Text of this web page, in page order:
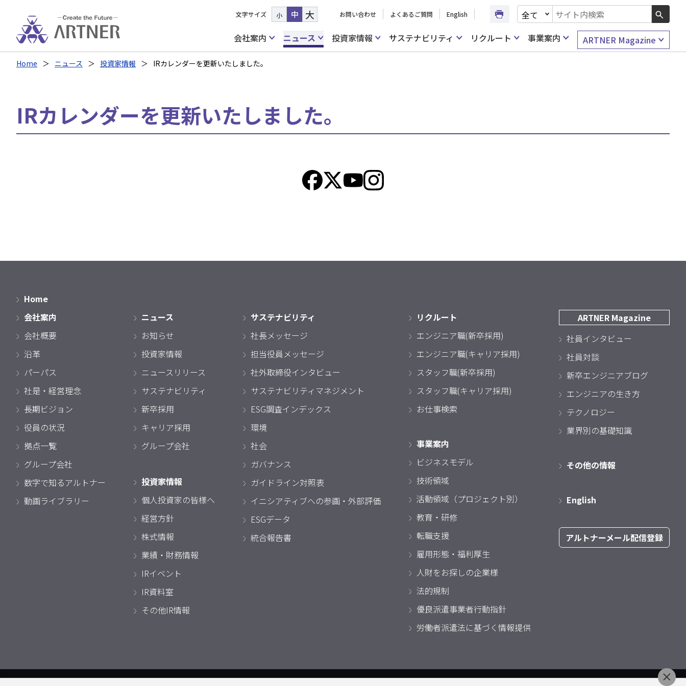
文字サイズ 小 中 大 お問い合わせ よくあるご質問 English
文書種別を選択
検索キーワード入力
会社案内
ニュース 投資家情報 サステナビリティ リクルート 事業案内 ARTNER Magazine
Home ニュース 投資家情報 IRカレンダーを更新いたしました。
IRカレンダーを更新いたしました。
Home
会社案内
会社概要
沿革
パーパス
社是・経営理念
長期ビジョン
役員の状況
拠点一覧
グループ会社
数字で知るアルトナー
動画ライブラリー
ニュース
お知らせ
投資家情報
ニュースリリース
サステナビリティ
新卒採用
キャリア採用
グループ会社
投資家情報
個人投資家の皆様へ
経営方針
株式情報
業績・財務情報
IRイベント
IR資料室
その他IR情報
サステナビリティ
社長メッセージ
担当役員メッセージ
社外取締役インタビュー
サステナビリティマネジメント
ESG調査インデックス
環境
社会
ガバナンス
ガイドライン対照表
イニシアティブへの参画・外部評価
ESGデータ
統合報告書
リクルート
エンジニア職(新卒採用)
エンジニア職(キャリア採用)
スタッフ職(新卒採用)
スタッフ職(キャリア採用)
お仕事検索
事業案内
ビジネスモデル
技術領域
活動領域（プロジェクト別）
教育・研修
転職支援
雇用形態・福利厚生
人財をお探しの企業様
法的規制
優良派遣事業者行動指針
労働者派遣法に基づく情報提供
ARTNER Magazine
社員インタビュー
社員対談
新卒エンジニアブログ
エンジニアの生き方
テクノロジー
業界別の基礎知識
その他の情報
English
アルトナーメール配信登録